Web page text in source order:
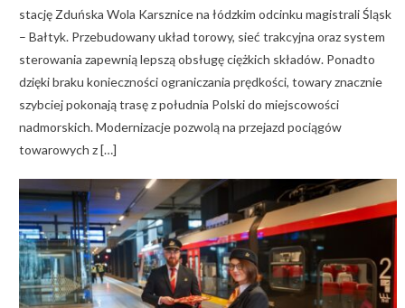
stację Zduńska Wola Karsznice na łódzkim odcinku magistrali Śląsk
– Bałtyk. Przebudowany układ torowy, sieć trakcyjna oraz system
sterowania zapewnią lepszą obsługę ciężkich składów. Ponadto
dzięki braku konieczności ograniczania prędkości, towary znacznie
szybciej pokonają trasę z południa Polski do miejscowości
nadmorskich. Modernizacje pozwolą na przejazd pociągów
towarowych z […]